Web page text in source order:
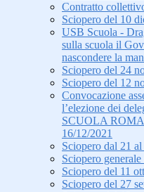
Contratto
Sciopero del 10
USB Scuola -
sulla scuola il
nascondere la
Sciopero del 24
Sciopero del 12
Convocazione
l’elezione dei
SCUOLA
16/12/2021
Sciopero dal 21
Sciopero
Sciopero del 11
Sciopero del 27